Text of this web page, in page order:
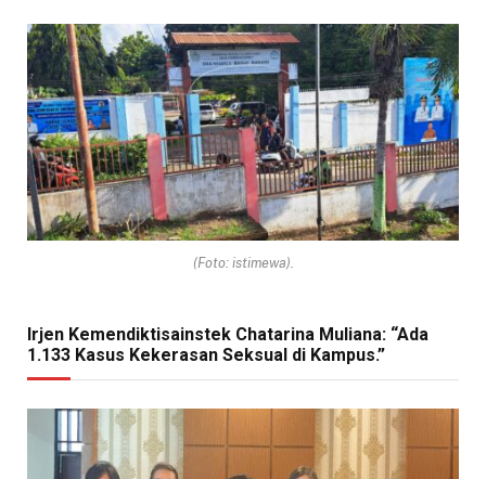
(Foto: istimewa).
Irjen Kemendiktisainstek Chatarina Muliana: “Ada
1.133 Kasus Kekerasan Seksual di Kampus.”